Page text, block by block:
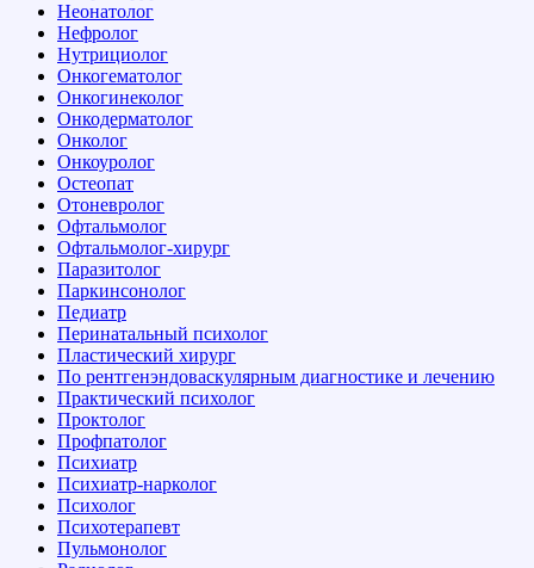
Неонатолог
Нефролог
Нутрициолог
Онкогематолог
Онкогинеколог
Онкодерматолог
Онколог
Онкоуролог
Остеопат
Отоневролог
Офтальмолог
Офтальмолог-хирург
Паразитолог
Паркинсонолог
Педиатр
Перинатальный психолог
Пластический хирург
По рентгенэндоваскулярным диагностике и лечению
Практический психолог
Проктолог
Профпатолог
Психиатр
Психиатр-нарколог
Психолог
Психотерапевт
Пульмонолог